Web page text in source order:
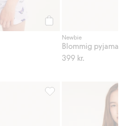
Newbie
Blommig pyjamas
399 kr.
Boots i mockaimitation,